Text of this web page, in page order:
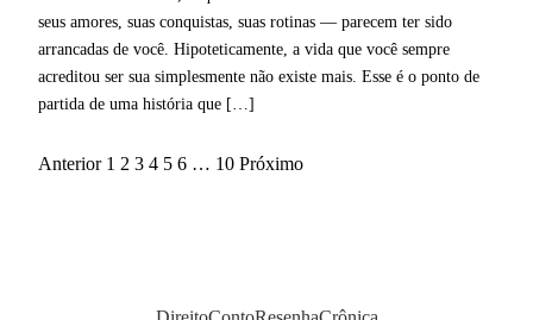
seus amores, suas conquistas, suas rotinas — parecem ter sido
arrancadas de você. Hipoteticamente, a vida que você sempre
acreditou ser sua simplesmente não existe mais. Esse é o ponto de
partida de uma história que […]
Paginação
Anterior 1 2 3 4 5 6 … 10 Próximo